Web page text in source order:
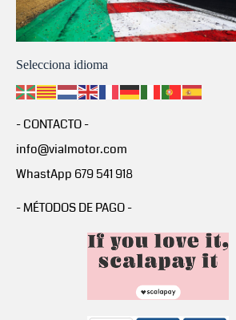
Selecciona idioma
- CONTACTO -
info@vialmotor.com
WhastApp 679 541 918
- MÉTODOS DE PAGO -